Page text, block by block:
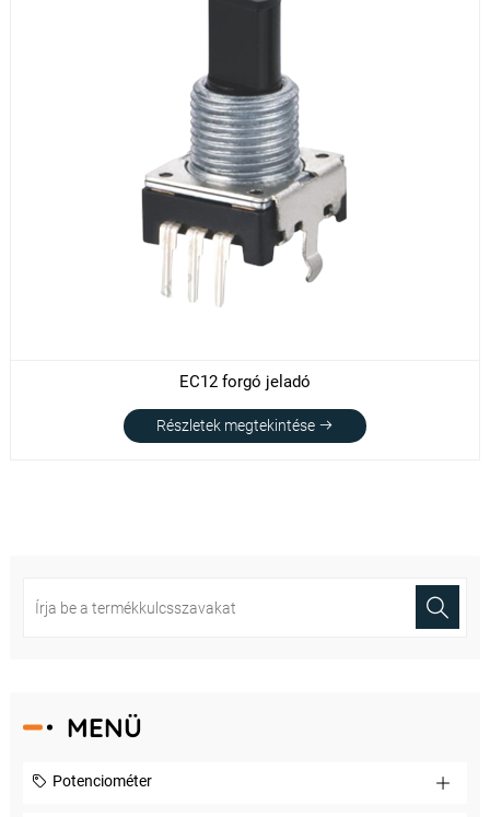
EC12 forgó jeladó
Részletek megtekintése
MENÜ
Potenciométer